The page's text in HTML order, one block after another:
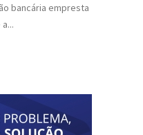
bancária empresta